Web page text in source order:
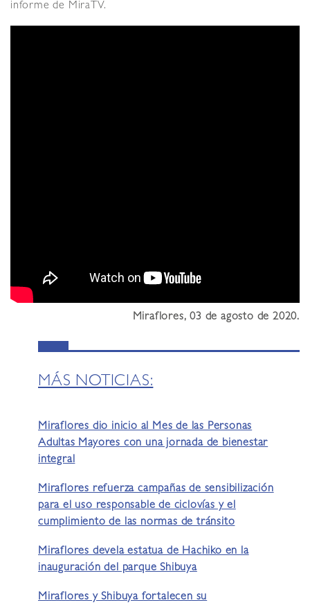
informe de MiraTV.
Miraflores, 03 de agosto de 2020.
MÁS NOTICIAS:
Miraflores dio inicio al Mes de las Personas
Adultas Mayores con una jornada de bienestar
integral
Miraflores refuerza campañas de sensibilización
para el uso responsable de ciclovías y el
cumplimiento de las normas de tránsito
Miraflores devela estatua de Hachiko en la
inauguración del parque Shibuya
Miraflores y Shibuya fortalecen su